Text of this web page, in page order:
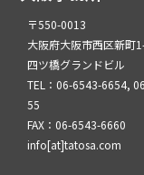
〒550-0013
大阪府大阪市西区新町
四ツ橋グランドビル
TEL：06-6543-6654,
55
FAX：06-6543-6660
info[at]tatosa.com